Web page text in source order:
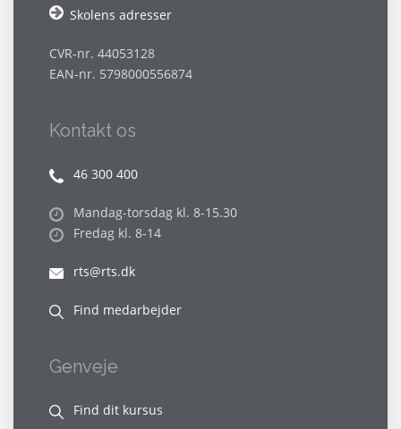
Skolens adresser
CVR-nr. 44053128
EAN-nr. 5798000556874
Kontakt os
46 300 400
Mandag-torsdag kl. 8-15.30
Fredag kl. 8-14
rts@rts.dk
Find medarbejder
Genveje
Find dit kursus